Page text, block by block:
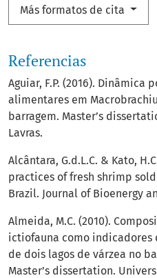
Más formatos de cita
Referencias
Aguiar, F.P. (2016).
alimentares em
barragem. Master’s
Lavras.
Alcântara, G.d.L.C. & Kato,
practices of fresh shrimp
Brazil. Journal of Bioenergy
Almeida, M.C. (2010).
ictiofauna como indicadores
de dois lagos de várzea no
Master’s dissertation.